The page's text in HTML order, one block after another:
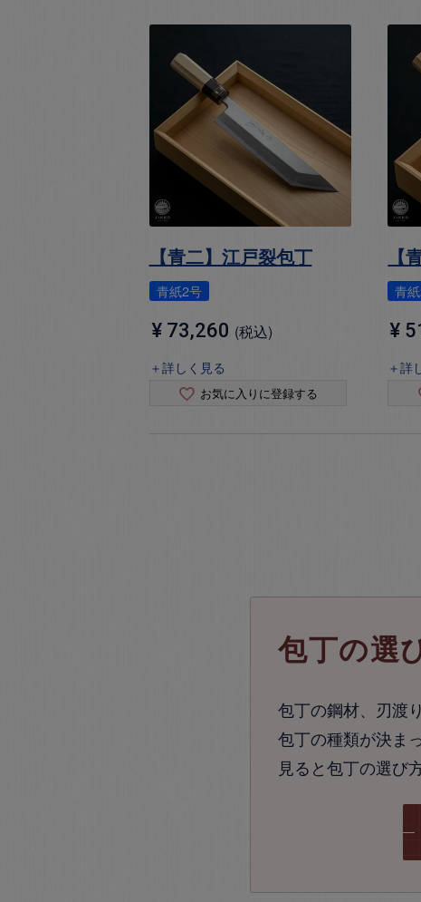
【青二】江戸裂包丁
青紙2号
¥ 73,260 税込
＋詳しく見る
お気に入りに登録する
【
青
¥
＋詳
包丁の選
包丁の鋼材、刃渡
包丁の種類が決ま
見ると包丁の選び